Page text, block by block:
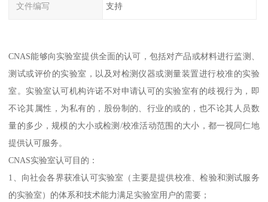
文件编写 支持
CNAS能够向实验室提供全面的认可，包括对产品或材料进行监测、
测试或评价的实验室，以及对检测仪器或测量装置进行校准的实验
室。实验室认可机构许诺不对申请认可的实验室有的歧视行为，即
不论其属性，为私有的，股份制的、行业的或的，也不论其人员数
量的多少，规模的大小或检测/校准活动范围的大小，都一视同仁地
提供认可服务。
CNAS实验室认可目的：
1、向社会各界获准认可实验室（主要是提供校准、检验和测试服务
的实验室）的体系和技术能力满足实验室用户的需要；